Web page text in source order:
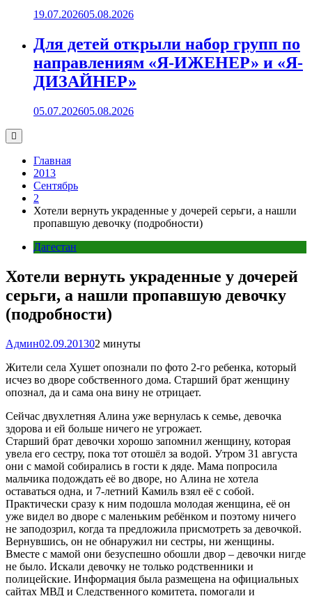
19.07.202605.08.2026
Для детей открыли набор групп по
направлениям «Я-ИЖЕНЕР» и «Я-
ДИЗАЙНЕР»
05.07.202605.08.2026
Главная
2013
Сентябрь
2
Хотели вернуть украденные у дочерей серьги, а нашли
пропавшую девочку (подробности)
Дагестан
Хотели вернуть украденные у дочерей
серьги, а нашли пропавшую девочку
(подробности)
Админ02.09.201302 минуты
Жители села Хушет опознали по фото 2-го ребенка, который
исчез во дворе собственного дома. Старший брат женщину
опознал, да и сама она вину не отрицает.
Сейчас двухлетняя Алина уже вернулась к семье, девочка
здорова и ей больше ничего не угрожает.
Старший брат девочки хорошо запомнил женщину, которая
увела его сестру, пока тот отошёл за водой. Утром 31 августа
они с мамой собирались в гости к дяде. Мама попросила
мальчика подождать её во дворе, но Алина не хотела
оставаться одна, и 7-летний Камиль взял её с собой.
Практически сразу к ним подошла молодая женщина, её он
уже видел во дворе с маленьким ребёнком и поэтому ничего
не заподозрил, когда та предложила присмотреть за девочкой.
Вернувшись, он не обнаружил ни сестры, ни женщины.
Вместе с мамой они безуспешно обошли двор – девочки нигде
не было. Искали девочку не только родственники и
полицейские. Информация была размещена на официальных
сайтах МВД и Следственного комитета, помогали и